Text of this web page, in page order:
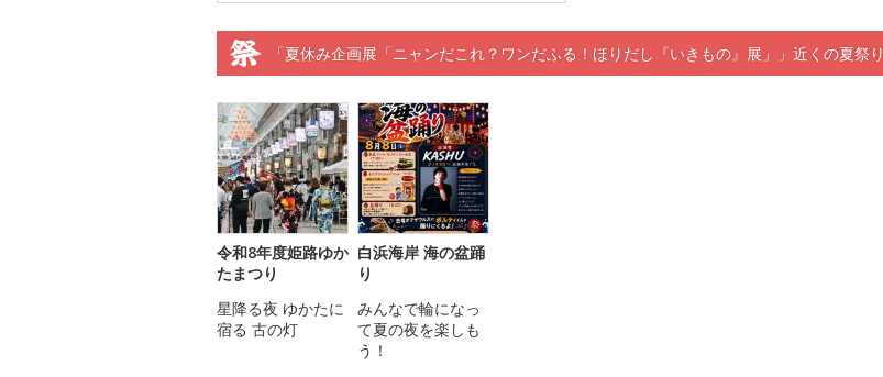
「夏休み企画展「ニャンだこれ？ワンだふる！ほりだし『いきもの』展」」近くの夏祭り
令和8年度姫路ゆか
たまつり
星降る夜 ゆかたに
宿る 古の灯
白浜海岸 海の盆踊
り
みんなで輪になっ
て夏の夜を楽しも
う！